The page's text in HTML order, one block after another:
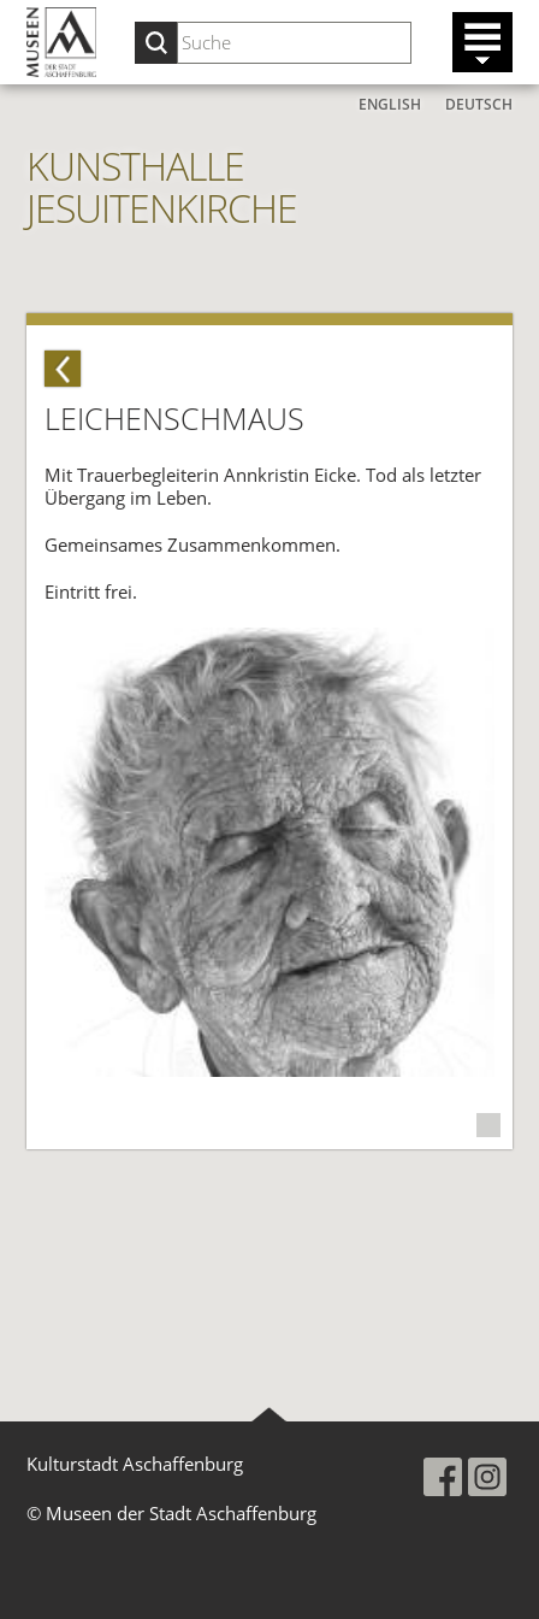
KUNSTHALLE
JESUITENKIRCHE
DEUTSCH
ENGLISH
LEICHENSCHMAUS
Mit Trauerbegleiterin Annkristin Eicke. Tod als letzter
Übergang im Leben.
Gemeinsames Zusammenkommen.
Eintritt frei.
Kulturstadt Aschaffenburg
© Museen der Stadt Aschaffenburg